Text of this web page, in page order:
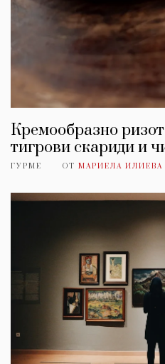
Кремообразно
тигрови скариди и
ГУРМЕ ОТ МАРИЕЛА ИЛИЕВА